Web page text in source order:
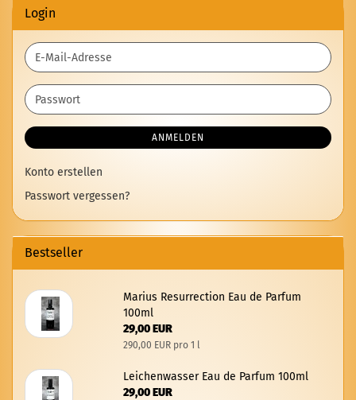
Login
E-
Mail-
Adresse
Passwort
ANMELDEN
Konto erstellen
Passwort vergessen?
Bestseller
Ma­ri­us Re­sur­rec­tion Eau de Par­fum
100ml
29,00 EUR
290,00 EUR pro 1 l
Lei­chen­was­ser Eau de Par­fum 100ml
29,00 EUR